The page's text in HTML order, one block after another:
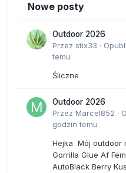
Nowe posty
Outdoor 2026
Przez stix33 ·
temu
Śliczne
Outdoor 2026
Przez Marcel852 ·
godzin temu
Hejka Mój outdoor
Gorrilla Glue Af
AutoBlack Berry